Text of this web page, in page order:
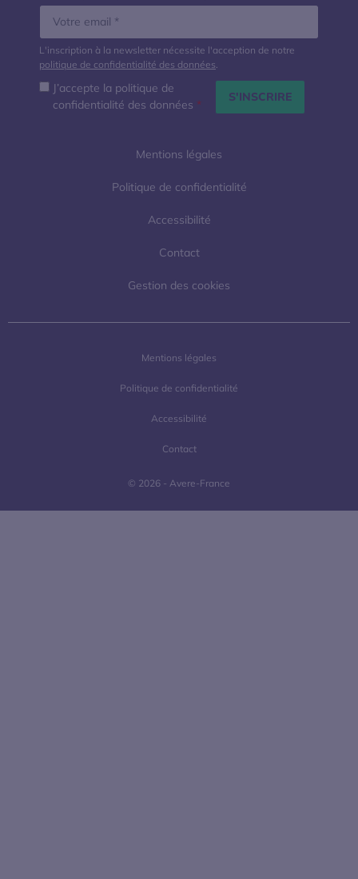
Mentions légales
Politique de confidentialité
Accessibilité
Contact
Gestion des cookies
L'inscription à la newsletter nécessite l'acception de notre
politique de confidentialité des données.
J’accepte la politique de
confidentialité des données *
Mentions légales
Politique de confidentialité
Accessibilité
Contact
© 2026 - Avere-France